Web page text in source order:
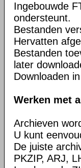
Ingebouwde
ondersteunt.
Bestanden
Hervatten
Bestanden
later
Downloaden
Werken met
Archieven
U kunt
De juiste
PKZIP, ARJ,